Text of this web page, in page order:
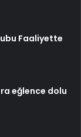
Faaliyette
eğlence dolu